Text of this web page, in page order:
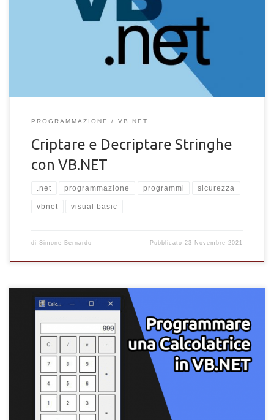
Come criptare e decriptare stringhe di testo con VB NET. Come
codificare e decodificare parole e stringhe con Visual Basic
PROGRAMMAZIONE VB.NET
Criptare e Decriptare Stringhe
con VB.NET
.net programmazione programmi sicurezza
vbnet visual basic
di Simone Bernardo Pubblicato 23 Novembre 2021
Come creare e programmare una calcolatrice in VB.NET. Segui
la guida per creare una calcolatrice funzionante con Visual Basic